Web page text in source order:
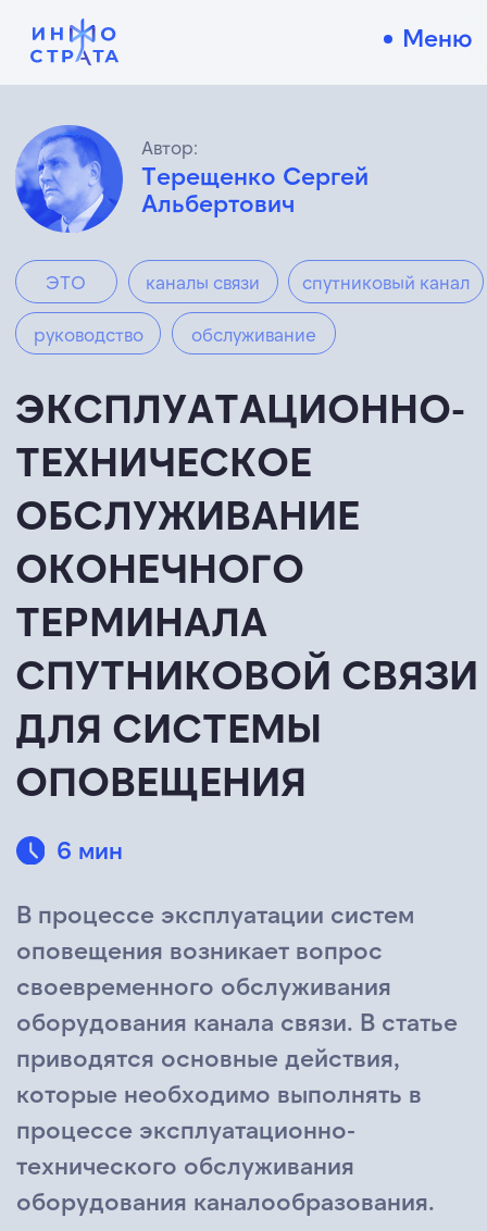
Альбертович
каналы связи
6 мин
ЭКСПЛУАТАЦИОННО-
ТЕХНИЧЕСКОЕ
ОКОНЕЧНОГО
ТЕРМИНАЛА
СПУТНИКОВОЙ СВЯЗИ
ДЛЯ СИСТЕМЫ
ОПОВЕЩЕНИЯ
оповещения возникает вопрос
оборудования канала связи. В статье
приводятся основные действия,
которые необходимо выполнять в
процессе эксплуатационно-
технического обслуживания
оборудования каналообразования.
ЭТО
руководство
спутниковый канал